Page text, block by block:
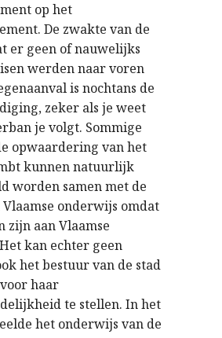
op het
De zwakte van de
er geen of nauwelijks
werden naar voren
is nochtans de
zeker als je weet
je volgt. Sommige
opwaardering van het
kunnen natuurlijk
worden samen met de
onderwijs omdat
zijn aan Vlaamse
kan echter geen
het bestuur van de stad
haar
te stellen. In het
het onderwijs van de